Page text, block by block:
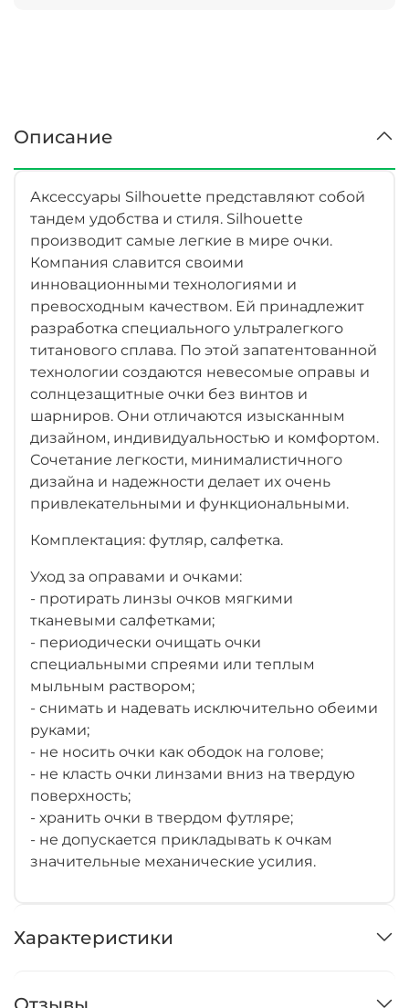
Описание
Аксессуары Silhouette представляют собой
тандем удобства и стиля. Silhouette
производит самые легкие в мире очки.
Компания славится своими
инновационными технологиями и
превосходным качеством. Ей принадлежит
разработка специального ультралегкого
титанового сплава. По этой запатентованной
технологии создаются невесомые оправы и
солнцезащитные очки без винтов и
шарниров. Они отличаются изысканным
дизайном, индивидуальностью и комфортом.
Сочетание легкости, минималистичного
дизайна и надежности делает их очень
привлекательными и функциональными.
Комплектация: футляр, салфетка.
Уход за оправами и очками:
- протирать линзы очков мягкими
тканевыми салфетками;
- периодически очищать очки
специальными спреями или теплым
мыльным раствором;
- снимать и надевать исключительно обеими
руками;
- не носить очки как ободок на голове;
- не класть очки линзами вниз на твердую
поверхность;
- хранить очки в твердом футляре;
- не допускается прикладывать к очкам
значительные механические усилия.
Характеристики